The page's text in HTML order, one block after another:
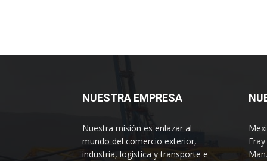
NUESTRA EMPRESA
Nuestra misión es enlazar al
mundo del comercio exterior,
industria, logística y transporte e